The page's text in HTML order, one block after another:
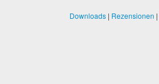
Downloads | Rezensionen |